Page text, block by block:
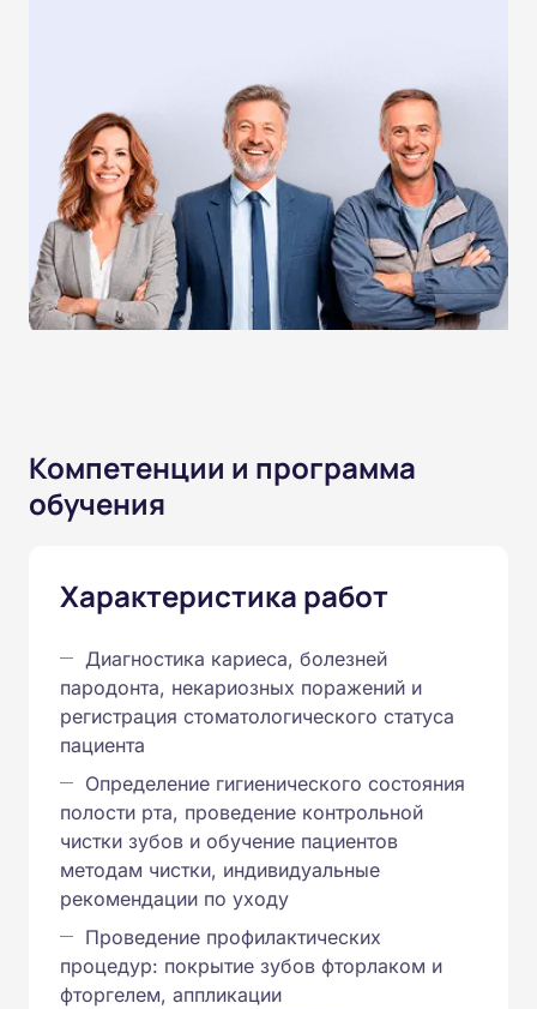
Компетенции и программа
обучения
Характеристика работ
Диагностика кариеса, болезней
пародонта, некариозных поражений и
регистрация стоматологического статуса
пациента
Определение гигиенического состояния
полости рта, проведение контрольной
чистки зубов и обучение пациентов
методам чистки, индивидуальные
рекомендации по уходу
Проведение профилактических
процедур: покрытие зубов фторлаком и
фторгелем, аппликации